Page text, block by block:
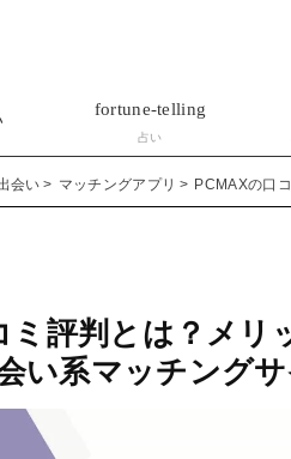
fortune-telling
占い
会い マッチングアプリ PCMAXの口
ミ評判とは？メリ
い系マッチング